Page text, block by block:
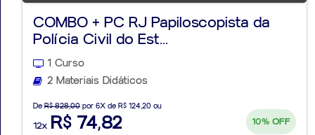
COMBO + PC RJ Papiloscopista da
Polícia Civil do Est...
1 Curso
2 Materiais Didáticos
De R$ 828,00 por 6X de R$ 124,20 ou
12x R$ 74,82 10% OFF